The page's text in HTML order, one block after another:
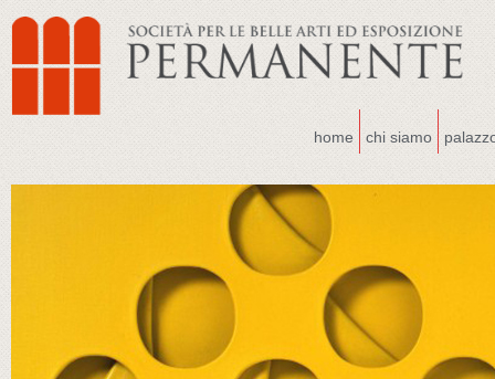
home chi siamo